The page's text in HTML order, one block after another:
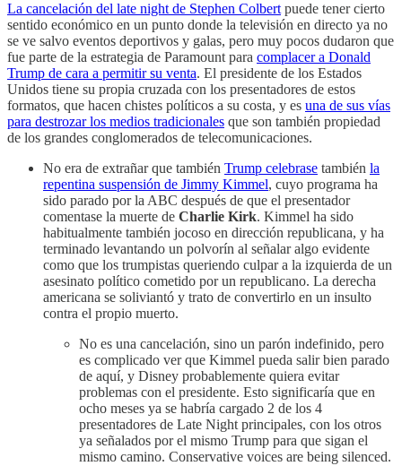
La cancelación del late night de Stephen Colbert puede tener cierto
sentido económico en un punto donde la televisión en directo ya no
se ve salvo eventos deportivos y galas, pero muy pocos dudaron que
fue parte de la estrategia de Paramount para complacer a Donald
Trump de cara a permitir su venta. El presidente de los Estados
Unidos tiene su propia cruzada con los presentadores de estos
formatos, que hacen chistes políticos a su costa, y es una de sus vías
para destrozar los medios tradicionales que son también propiedad
de los grandes conglomerados de telecomunicaciones.
No era de extrañar que también Trump celebrase también la
repentina suspensión de Jimmy Kimmel, cuyo programa ha
sido parado por la ABC después de que el presentador
comentase la muerte de Charlie Kirk. Kimmel ha sido
habitualmente también jocoso en dirección republicana, y ha
terminado levantando un polvorín al señalar algo evidente
como que los trumpistas queriendo culpar a la izquierda de un
asesinato político cometido por un republicano. La derecha
americana se soliviantó y trato de convertirlo en un insulto
contra el propio muerto.
No es una cancelación, sino un parón indefinido, pero
es complicado ver que Kimmel pueda salir bien parado
de aquí, y Disney probablemente quiera evitar
problemas con el presidente. Esto significaría que en
ocho meses ya se habría cargado 2 de los 4
presentadores de Late Night principales, con los otros
ya señalados por el mismo Trump para que sigan el
mismo camino. Conservative voices are being silenced.